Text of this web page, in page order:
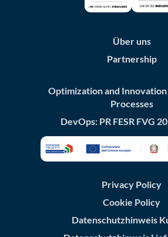
Über uns
Partnership
Optimization and Innovation
Processes
DevOps: PR FESR FVG
Privacy Policy
Cookie Policy
Datenschutzhinweis